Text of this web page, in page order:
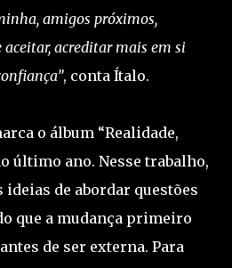
amigos próximos,
aceitar, acreditar mais em si
, conta Ítalo.
o álbum “Realidade,
último ano. Nesse trabalho,
de abordar questões
que a mudança primeiro
de ser externa. Para